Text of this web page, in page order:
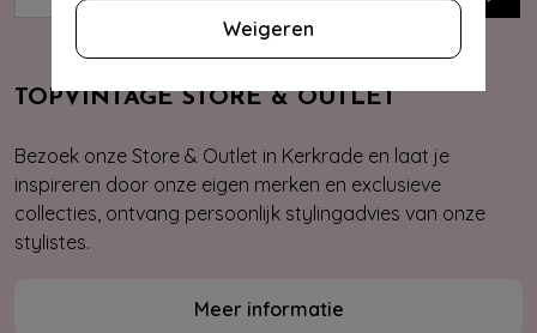
Weigeren
TOPVINTAGE STORE & OUTLET
Bezoek onze Store & Outlet in Kerkrade en laat je
inspireren door onze eigen merken en exclusieve
collecties, ontvang persoonlijk stylingadvies van onze
stylistes.
Meer informatie